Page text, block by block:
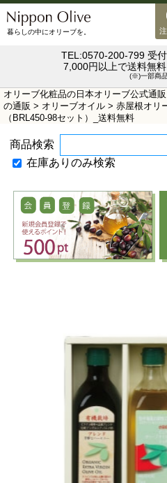
暮らしの中にオリーブを。
TEL:0570-200-799 受
7,000円以上で送料無
(※)一部商
オリーブ化粧品の日本オリーブ公式通販
の通販 > オリーブオイル > 赤屋根オリ
（BRL450-98セット）_送料無料
商品検索
在庫ありのみ検索